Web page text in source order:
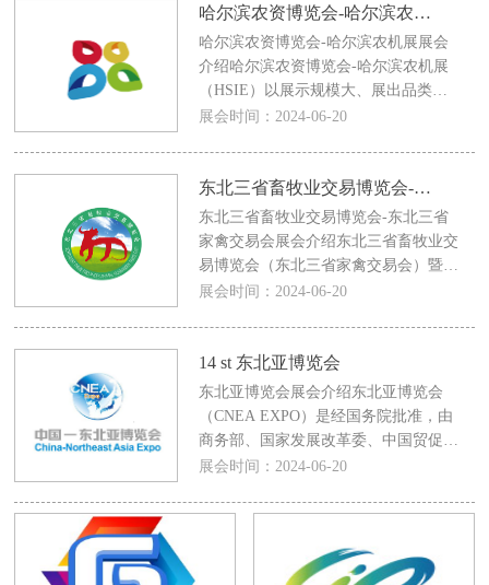
哈尔滨农资博览会-哈尔滨农机展
哈尔滨农资博览会-哈尔滨农机展展会
介绍哈尔滨农资博览会-哈尔滨农机展
（HSIE）以展示规模大、展出品类
多、专业的组展团队以及优质的服务质
展会时间：2024-06-20
东北三省畜牧业交易博览会-东北三省家禽交易会
东北三省畜牧业交易博览会-东北三省
家禽交易会展会介绍东北三省畜牧业交
易博览会（东北三省家禽交易会）暨哈
尔滨奶业博览会自1992年开始，立足东
展会时间：2024-06-20
14 st 东北亚博览会
东北亚博览会展会介绍东北亚博览会
（CNEA EXPO）是经国务院批准，由
商务部、国家发展改革委、中国贸促会
和吉林省人民政府共同主办，由东北亚
展会时间：2024-06-20